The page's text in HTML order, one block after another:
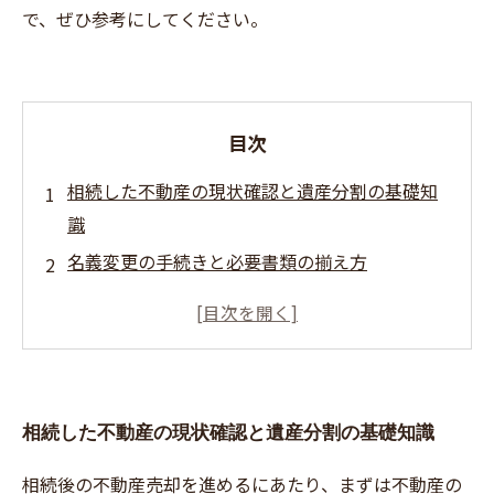
で、ぜひ参考にしてください。
目次
相続した不動産の現状確認と遺産分割の基礎知
識
名義変更の手続きと必要書類の揃え方
相続税の申告と税負担を軽減するポイント
相続した不動産の現状確認と遺産分割の基礎知識
相続後の不動産売却を進めるにあたり、まずは不動産の